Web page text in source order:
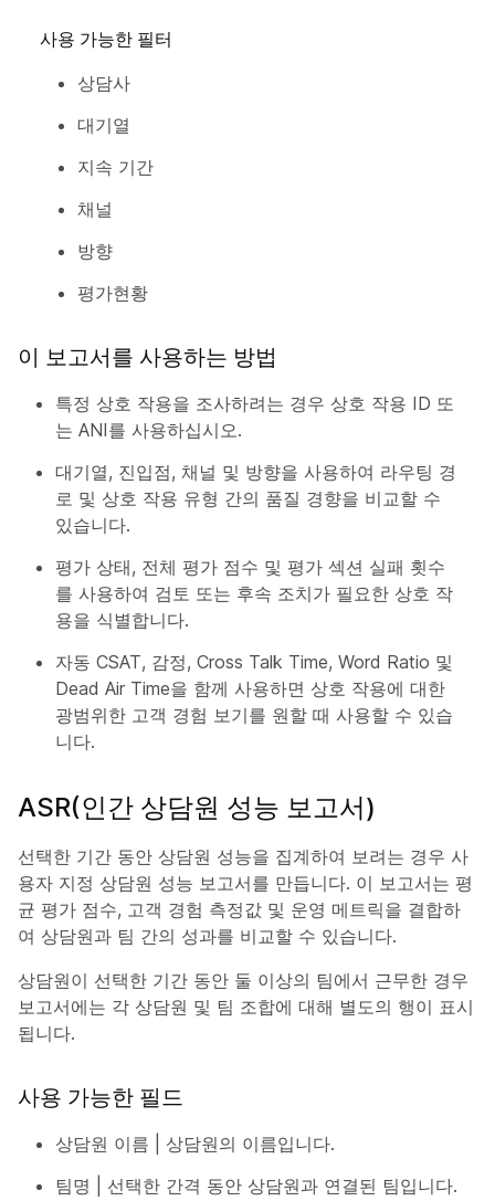
사용 가능한 필터
상담사
대기열
지속 기간
채널
방향
평가현황
이 보고서를 사용하는 방법
특정 상호 작용을 조사하려는 경우 상호 작용 ID 또
는 ANI를 사용하십시오.
대기열, 진입점, 채널 및 방향을 사용하여 라우팅 경
로 및 상호 작용 유형 간의 품질 경향을 비교할 수
있습니다.
평가 상태, 전체 평가 점수 및 평가 섹션 실패 횟수
를 사용하여 검토 또는 후속 조치가 필요한 상호 작
용을 식별합니다.
자동 CSAT, 감정, Cross Talk Time, Word Ratio 및
Dead Air Time을 함께 사용하면 상호 작용에 대한
광범위한 고객 경험 보기를 원할 때 사용할 수 있습
니다.
ASR(인간 상담원 성능 보고서)
선택한 기간 동안 상담원 성능을 집계하여 보려는 경우 사
용자 지정 상담원 성능 보고서를 만듭니다. 이 보고서는 평
균 평가 점수, 고객 경험 측정값 및 운영 메트릭을 결합하
여 상담원과 팀 간의 성과를 비교할 수 있습니다.
상담원이 선택한 기간 동안 둘 이상의 팀에서 근무한 경우
보고서에는 각 상담원 및 팀 조합에 대해 별도의 행이 표시
됩니다.
사용 가능한 필드
상담원 이름 | 상담원의 이름입니다.
팀명 | 선택한 간격 동안 상담원과 연결된 팀입니다.